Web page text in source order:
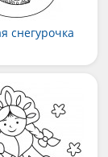
снегурочка